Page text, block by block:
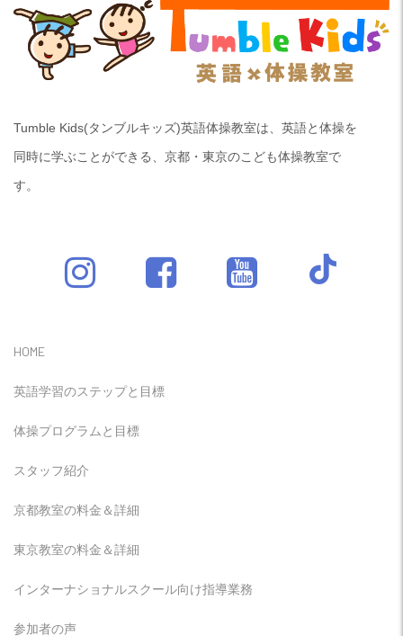
Tumble Kids(タンブルキッズ)英語体操教室は、英語と体操を
同時に学ぶことができる、京都・東京のこども体操教室で
す。
HOME
英語学習のステップと目標
体操プログラムと目標
スタッフ紹介
京都教室の料金＆詳細
東京教室の料金＆詳細
インターナショナルスクール向け指導業務
参加者の声